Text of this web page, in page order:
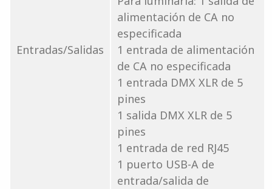
Entradas/Salidas
alimentación de CA no
especificada
1 entrada de alimentación
de CA no especificada
1 entrada DMX XLR de 5
pines
1 salida DMX XLR de 5
pines
1 entrada de red RJ45
1 puerto USB-A de
entrada/salida de